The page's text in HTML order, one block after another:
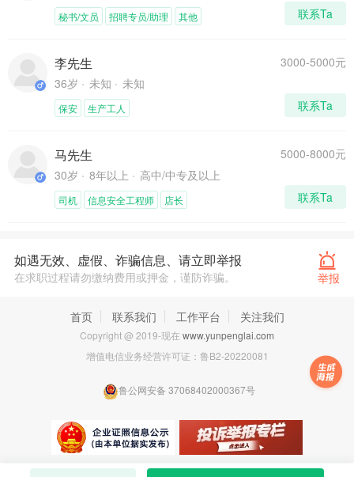
联系Ta
秘书/文员 招聘专员/助理 其他
3000-5000元
李先生
36岁 未知
未知
联系Ta
保安 生产工人
5000-8000元
马先生
30岁 8年以上
高中/中专及以上
联系Ta
司机 信息安全工程师 店长
举报
如遇无效、虚假、诈骗信息、请立即举报
在求职过程请勿缴纳费用或押金，谨防诈骗。
首页 联系我们 工作平台 关注我们
Copyright @ 2019-现在 www.yunpenglai.com
增值电信业务经营许可证： 鲁B2-20220081
鲁公网安备 37068402000367号